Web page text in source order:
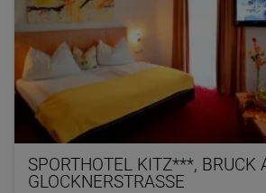
SPORTHOTEL KITZ***, BRUCK
GLOCKNERSTRASSE